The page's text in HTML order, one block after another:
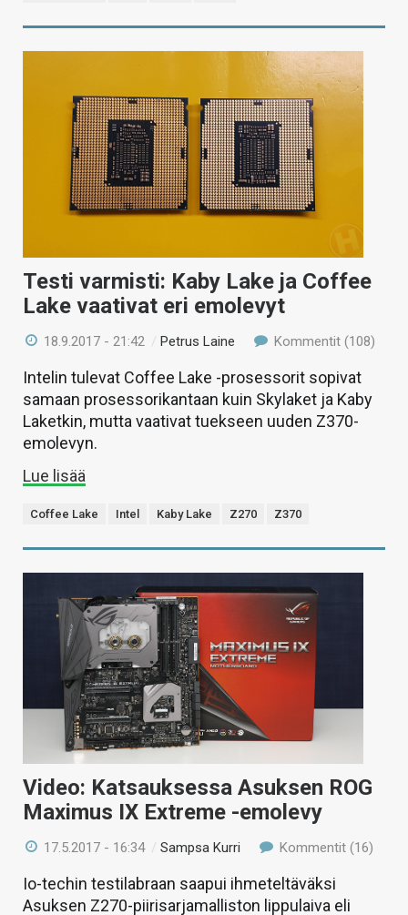
Testi varmisti: Kaby Lake ja Coffee
Lake vaativat eri emolevyt
18.9.2017 - 21:42 / Petrus Laine Kommentit (108)
Intelin tulevat Coffee Lake -prosessorit sopivat
samaan prosessorikantaan kuin Skylaket ja Kaby
Laketkin, mutta vaativat tuekseen uuden Z370-
emolevyn.
Lue lisää
Coffee Lake Intel Kaby Lake Z270 Z370
Video: Katsauksessa Asuksen ROG
Maximus IX Extreme -emolevy
17.5.2017 - 16:34 /Sampsa Kurri Kommentit (16)
Io-techin testilabraan saapui ihmeteltäväksi
Asuksen Z270-piirisarjamalliston lippulaiva eli